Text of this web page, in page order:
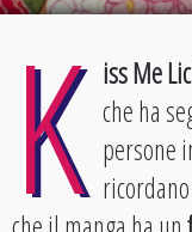
K iss Me
che ha
persone